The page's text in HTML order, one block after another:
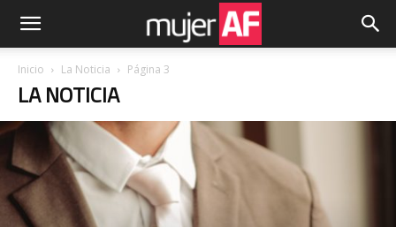
Inicio La Noticia Página 3
LA NOTICIA